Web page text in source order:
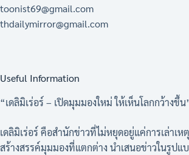
toonist69@gmail.com
thdailymirror@gmail.com
Useful Information
“เดลิมิเร่อร์ – เปิดมุมมองใหม่ ให้เห็นโลกกว้างขึ้น
เดลิมิเร่อร์ คือสำนักข่าวที่ไม่หยุดอยู่แค่การเล่าเ
สร้างสรรค์มุมมองที่แตกต่าง นำเสนอข่าวในรูปแ